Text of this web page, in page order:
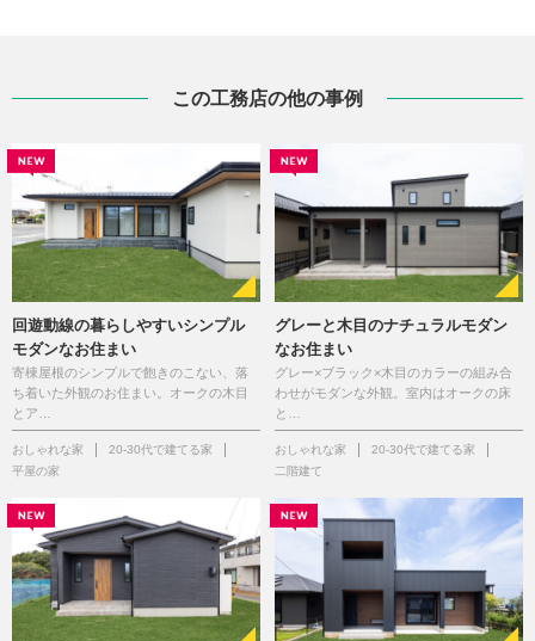
この工務店の他の事例
回遊動線の暮らしやすいシンプル
モダンなお住まい
寄棟屋根のシンプルで飽きのこない、落
ち着いた外観のお住まい。オークの木目
とア…
おしゃれな家
20-30代で建てる家
平屋の家
グレーと木目のナチュラルモダン
なお住まい
グレー×ブラック×木目のカラーの組み合
わせがモダンな外観。室内はオークの床
と…
おしゃれな家
20-30代で建てる家
二階建て